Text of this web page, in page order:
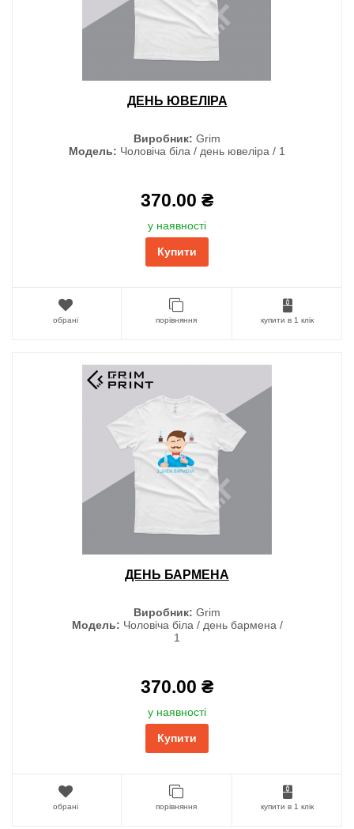
ДЕНЬ ЮВЕЛІРА
Виробник: Grim
Модель: Чоловіча біла / день ювеліра / 1
370.00 ₴
у наявності
Купити
обрані порівняння купити в 1 клік
ДЕНЬ БАРМЕНА
Виробник: Grim
Модель: Чоловіча біла / день бармена /
1
370.00 ₴
у наявності
Купити
обрані порівняння купити в 1 клік